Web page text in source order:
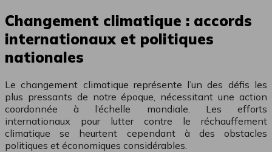
Changement climatique : accords
internationaux et politiques
nationales
Le changement climatique représente l’un des défis les
plus pressants de notre époque, nécessitant une action
coordonnée à l’échelle mondiale. Les efforts
internationaux pour lutter contre le réchauffement
climatique se heurtent cependant à des obstacles
politiques et économiques considérables.